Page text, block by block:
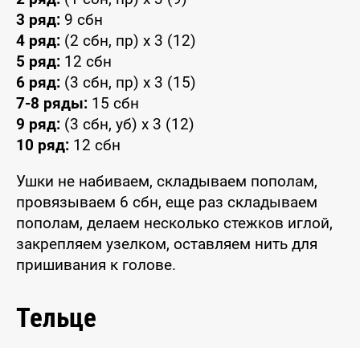
3 ряд: 9 сбн
4 ряд: (2 сбн, пр) x 3 (12)
5 ряд: 12 сбн
6 ряд: (3 сбн, пр) x 3 (15)
7-8 ряды: 15 сбн
9 ряд: (3 сбн, уб) x 3 (12)
10 ряд: 12 сбн
Ушки не набиваем, складываем пополам,
провязываем 6 сбн, еще раз складываем
пополам, делаем несколько стежков иглой,
закрепляем узелком, оставляем нить для
пришивания к голове.
Тельце